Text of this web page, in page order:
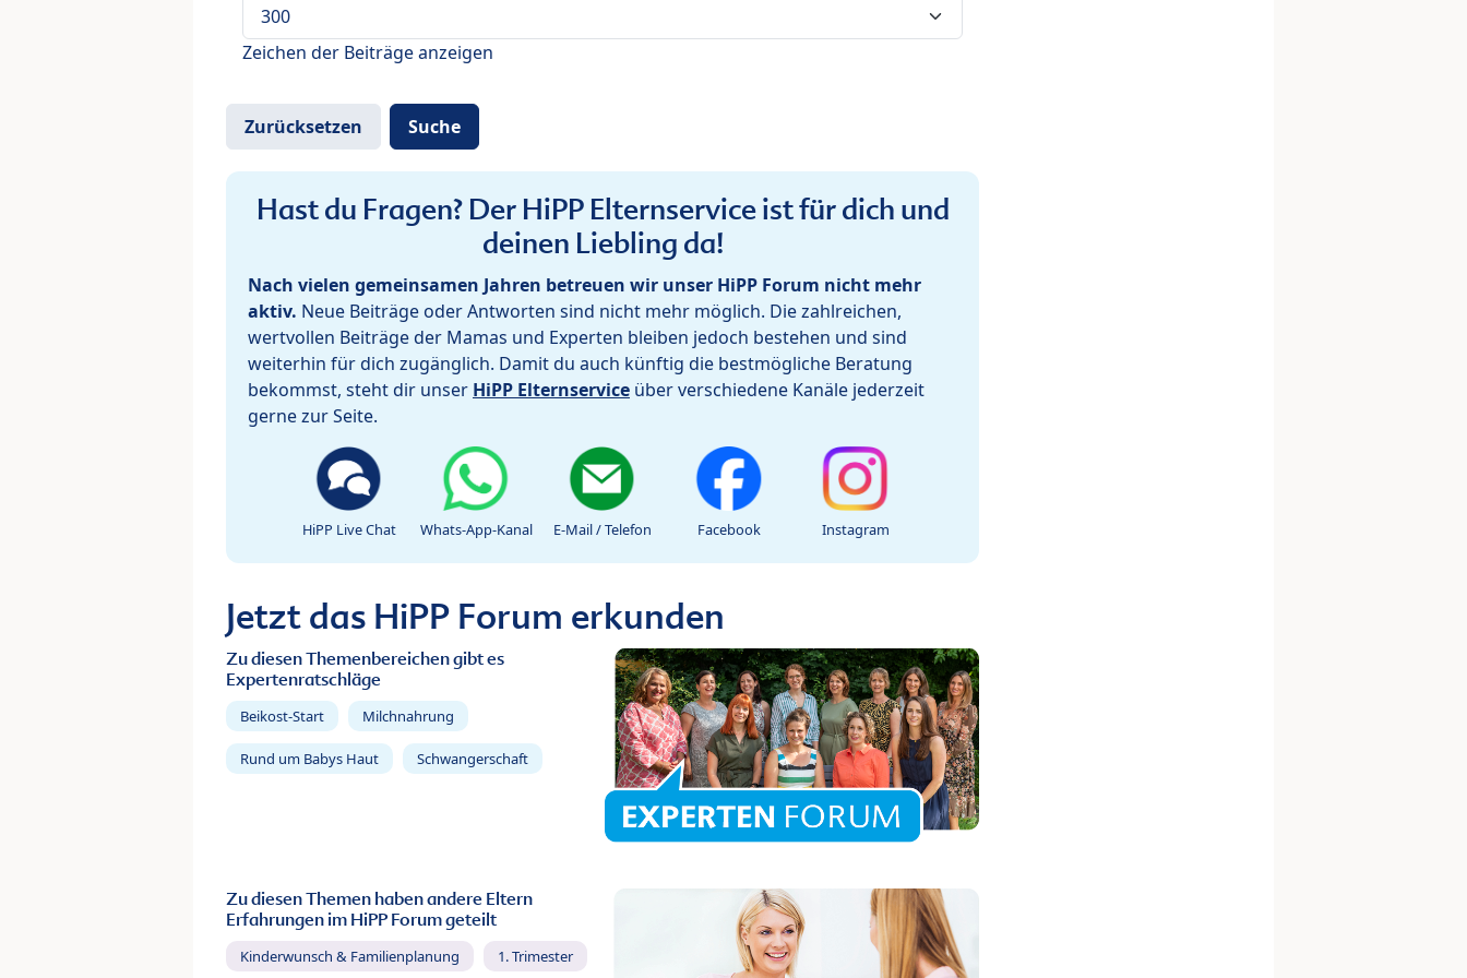
Zeichen der Beiträge anzeigen
Hast du Fragen? Der HiPP Elternservice ist für dich und
deinen Liebling da!
Nach vielen gemeinsamen Jahren betreuen wir unser HiPP Forum nicht mehr
aktiv. Neue Beiträge oder Antworten sind nicht mehr möglich. Die zahlreichen,
wertvollen Beiträge der Mamas und Experten bleiben jedoch bestehen und sind
weiterhin für dich zugänglich. Damit du auch künftig die bestmögliche Beratung
bekommst, steht dir unser HiPP Elternservice über verschiedene Kanäle jederzeit
gerne zur Seite.
HiPP Live Chat Whats-App-Kanal E-Mail / Telefon Facebook Instagram
Jetzt das HiPP Forum erkunden
Zu diesen Themenbereichen gibt es
Expertenratschläge
Beikost-Start Milchnahrung
Rund um Babys Haut Schwangerschaft
Zu diesen Themen haben andere Eltern
Erfahrungen im HiPP Forum geteilt
Kinderwunsch & Familienplanung 1. Trimester